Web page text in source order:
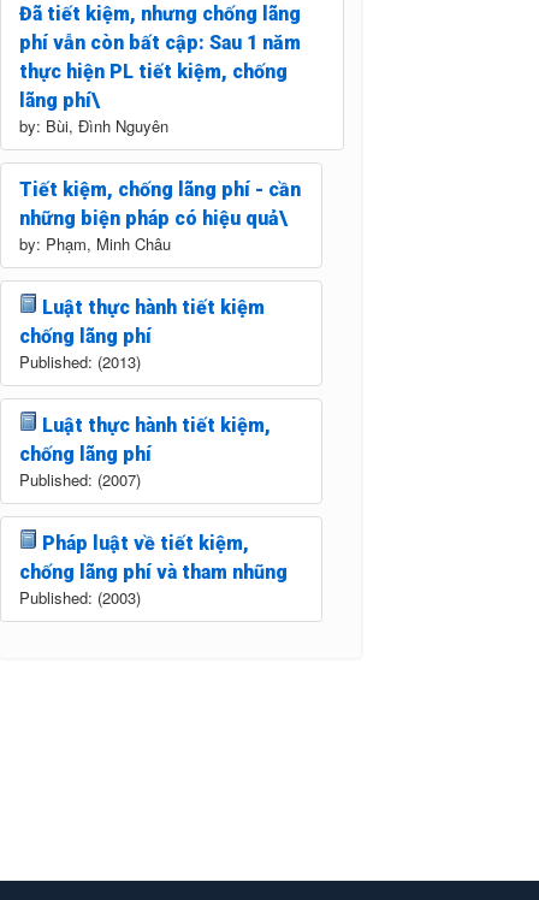
Đã tiết kiệm, nhưng chống lãng
phí vẫn còn bất cập: Sau 1 năm
thực hiện PL tiết kiệm, chống
lãng phí\
by: Bùi, Đình Nguyên
Tiết kiệm, chống lãng phí - cần
những biện pháp có hiệu quả\
by: Phạm, Minh Châu
Luật thực hành tiết kiệm
chống lãng phí
Published: (2013)
Luật thực hành tiết kiệm,
chống lãng phí
Published: (2007)
Pháp luật về tiết kiệm,
chống lãng phí và tham nhũng
Published: (2003)